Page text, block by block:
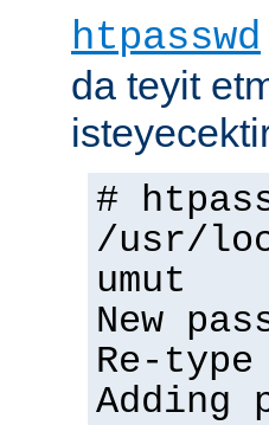
htpasswd
da teyit
#
/usr/
umut
New
Re-type
Adding